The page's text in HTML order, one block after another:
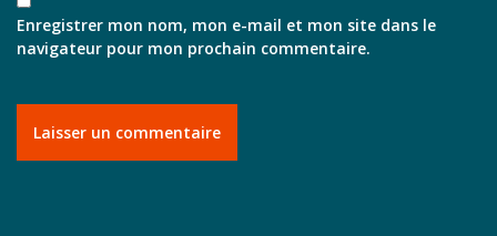
Enregistrer mon nom, mon e-mail et mon site dans le
navigateur pour mon prochain commentaire.